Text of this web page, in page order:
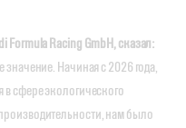
Formula Racing GmbH, сказал:
Начиная с 2026 года,
сфере экологического
нам было